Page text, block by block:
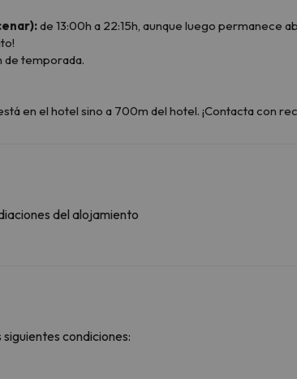
de 13:00h a 22:15h, aunque luego permanece
de temporada.
en el hotel sino a 700m del hotel. ¡Contacta con
del alojamiento
condiciones: